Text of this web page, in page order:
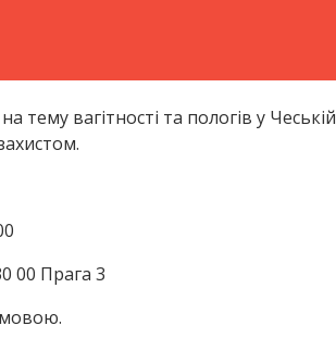
вагітності та пологів у Чеській
00 Прага 3